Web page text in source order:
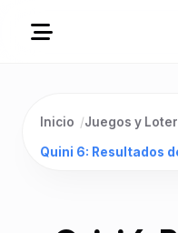
Inicio /Juegos y